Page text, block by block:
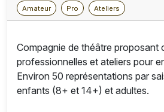
Amateur Pro Ateliers
Compagnie de théâtre proposant
professionnelles et ateliers pour
Environ 50 représentations par
enfants (8+ et 14+) et adultes.